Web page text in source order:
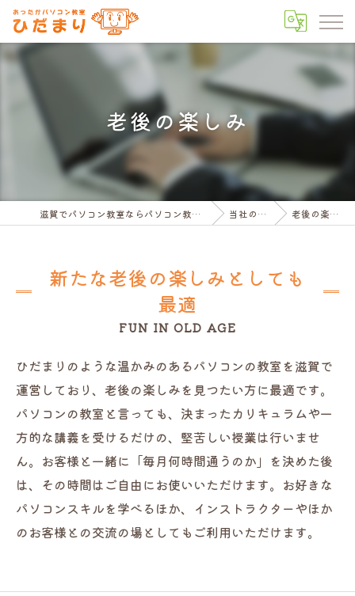
老後の楽しみ
滋賀でパソコン教室ならパソコン教室ひだまり 当社の特徴 老後の楽しみ
新たな老後の楽しみとしても
最適
FUN IN OLD AGE
ひだまりのような温かみのあるパソコンの教室を滋賀で
運営しており、老後の楽しみを見つたい方に最適です。
パソコンの教室と言っても、決まったカリキュラムや一
方的な講義を受けるだけの、堅苦しい授業は行いませ
ん。お客様と一緒に「毎月何時間通うのか」を決めた後
は、その時間はご自由にお使いいただけます。お好きな
パソコンスキルを学べるほか、インストラクターやほか
のお客様との交流の場としてもご利用いただけます。